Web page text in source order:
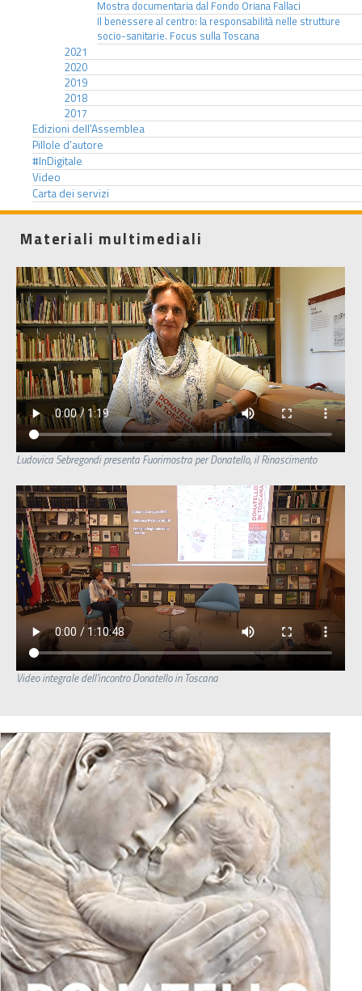
Mostra documentaria dal Fondo Oriana Fallaci
Il benessere al centro: la responsabilità nelle strutture
socio-sanitarie. Focus sulla Toscana
2021
2020
2019
2018
2017
Edizioni dell'Assemblea
Pillole d'autore
#InDigitale
Video
Carta dei servizi
Materiali multimediali
Ludovica Sebregondi presenta Fuorimostra per Donatello, il Rinascimento
Video integrale dell’incontro Donatello in Toscana